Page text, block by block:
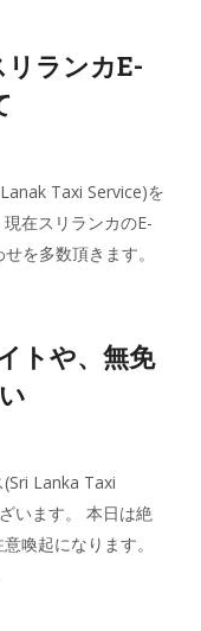
リランカE-
Taxi Service)を
在スリランカのE-
を多数頂きます。
トや、無免
Lanka Taxi
います。 本日は絶
喚起になります。